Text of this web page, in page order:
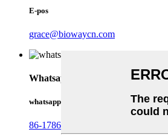
E-pos
grace@biowaycn.com
Whatsapp
whatsapp
86-17868744306